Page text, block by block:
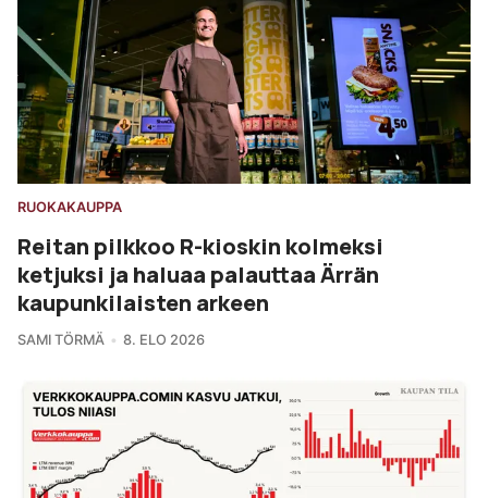
RUOKAKAUPPA
Reitan pilkkoo R-kioskin kolmeksi
ketjuksi ja haluaa palauttaa Ärrän
kaupunkilaisten arkeen
SAMI TÖRMÄ 8. ELO 2026